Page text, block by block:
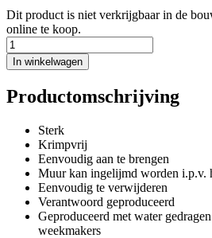
Dit product is niet verkrijgbaar in de
online te koop.
In winkelwagen
Productomschrijving
Sterk
Krimpvrij
Eenvoudig aan te brengen
Muur kan ingelijmd worden i.p.v.
Eenvoudig te verwijderen
Verantwoord geproduceerd
Geproduceerd met water
weekmakers